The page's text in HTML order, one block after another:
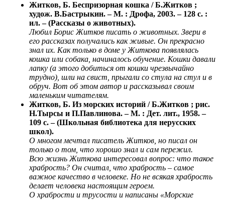
Житков, Б. Беспризорная кошка / Б.Житков ;
худож. В.Бастрыкин. – М. : Дрофа, 2003. – 128 с. :
ил. – (Рассказы о животных).
Любил Борис Житков писать о животных. Звери в
его рассказах получались как живые. Он прекрасно
знал их. Как только в доме у Житкова появлялась
кошка или собака, начиналось обучение. Кошки давали
лапку (а этого добиться от кошки чрезвычайно
трудно), шли на свист, прыгали со стула на стул и в
обруч. Вот об этом автор и рассказывал своим
маленьким читателям.
Житков, Б. Из морских историй / Б.Житков ; рис.
Н.Тырсы и П.Павлинова. – М. : Дет. лит., 1958. –
109 с. – (Школьная библиотека для нерусских
школ).
О многом мечтал писатель Житков, но писал он
только о том, что хорошо знал и сам пережил.
Всю жизнь Житкова интересовал вопрос: что такое
храбрость? Он считал, что храбрость – самое
важное качество в человеке. Но не всякая храбрость
делает человека настоящим героем.
О храбрости и трусости и написаны «Морские